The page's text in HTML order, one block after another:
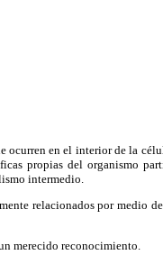
en el interior de la
propias del organismo
intermedio.
relacionados por medio
merecido reconocimiento.